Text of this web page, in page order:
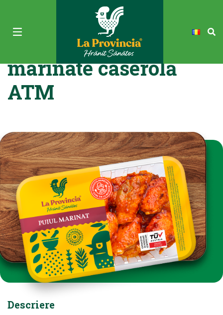
Aripioare de pui
marinate caserolă
ATM
Descriere